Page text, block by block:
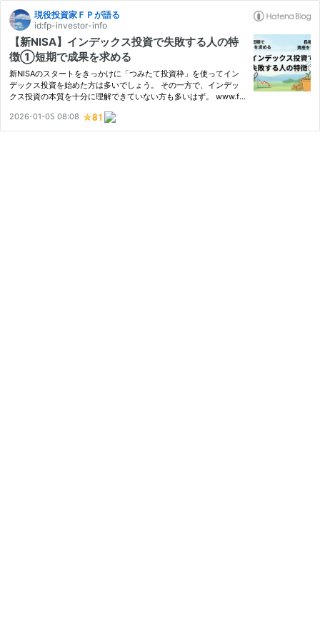
現役投資家ＦＰが語る
id:fp-investor-info
【新NISA】インデックス投資で失敗する人の特
徴①短期で成果を求める
新NISAのスタートをきっかけに「つみたて投資枠」を使ってイン
デックス投資を始めた方は多いでしょう。 その一方で、インデッ
クス投資の本質を十分に理解できていない方も多いはず。 www.fpi
してしまうケースも少なくありません。 そこで、 投資初心者がイ
ン…
2026-01-05 08:08